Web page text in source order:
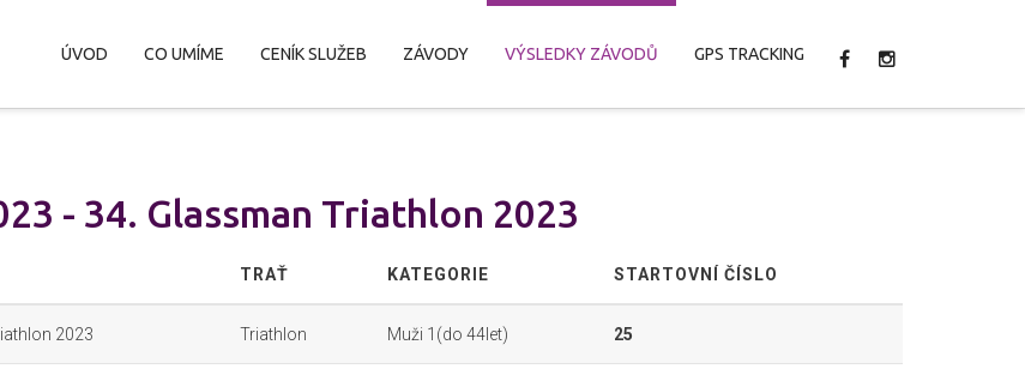
ÚVOD CO UMÍME CENÍK SLUŽEB ZÁVODY VÝSLEDKY ZÁVODŮ GPS TRACKING
- 34. Glassman Triathlon 2023
TRAŤ KATEGORIE STARTOVNÍ ČÍSLO
2023 Triathlon Muži 1(do 44let) 25